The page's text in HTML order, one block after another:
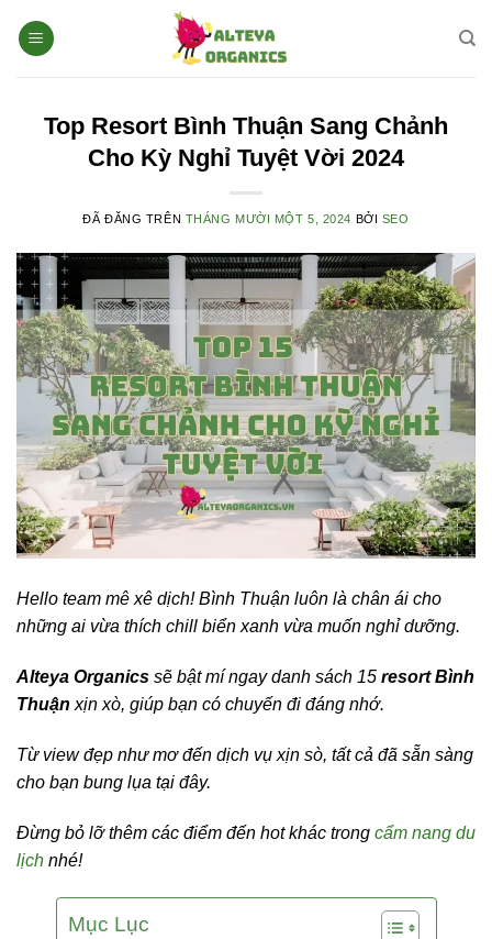
đến
Top Resort Bình Thuận Sang Chảnh
Cho Kỳ Nghỉ Tuyệt Vời 2024
ĐÃ ĐĂNG TRÊN THÁNG MƯỜI MỘT 5, 2024 BỞI SEO
Hello team mê xê dịch! Bình Thuận luôn là chân ái cho
những ai vừa thích chill biển xanh vừa muốn nghỉ dưỡng.
Alteya Organics sẽ bật mí ngay danh sách 15 resort Bình
Thuận xịn xò, giúp bạn có chuyến đi đáng nhớ.
Từ view đẹp như mơ đến dịch vụ xịn sò, tất cả đã sẵn sàng
cho bạn bung lụa tại đây.
Đừng bỏ lỡ thêm các điểm đến hot khác trong cẩm nang du
lịch nhé!
Mục Lục